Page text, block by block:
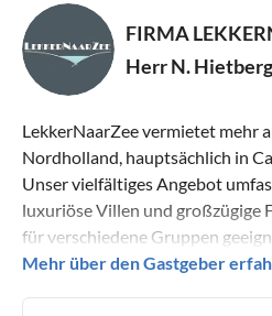
FIRMA
Herr N. Hietberg
LekkerNaarZee vermietet mehr
Nordholland, hauptsächlich in
Unser vielfältiges Angebot
luxuriöse Villen und großzügige
für verschiedene Gruppen
charmantes Ferienhaus für zwei
Mehr über den Gastgeber